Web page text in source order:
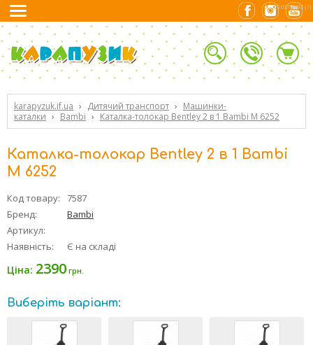
karapyzuk.if.ua › Дитячий транспорт › Машинки-
каталки › Bambi › Каталка-толокар Bentley 2 в 1 Bambi M 6252
Каталка-толокар Bentley 2 в 1 Bambi
M 6252
Код товару:
7587
Бренд:
Bambi
Артикул:
Наявність:
Є на складі
Ціна: 2390 грн.
Виберіть варіант:
0.01789093 (7)